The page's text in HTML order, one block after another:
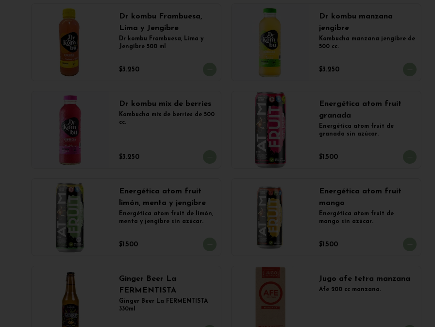
Dr kombu Frambuesa,
Lima y Jengibre
Dr kombu Frambuesa, Lima y
Jengibre 500 ml
$3.250
Dr kombu manzana
jengibre
Kombucha manzana jengibre de
500 cc.
$3.250
Dr kombu mix de berries
Kombucha mix de berries de 500
cc.
$3.250
Energética atom fruit
granada
Energética atom fruit de
granada sin azúcar.
$1.500
Energética atom fruit
limón, menta y jengibre
Energética atom fruit de limón,
menta y jengibre sin azúcar.
$1.500
Energética atom fruit
mango
Energética atom fruit de
mango sin azúcar.
$1.500
Ginger Beer La
FERMENTISTA
Ginger Beer La FERMENTISTA
330ml
Jugo afe tetra manzana
Afe 200 cc manzana.